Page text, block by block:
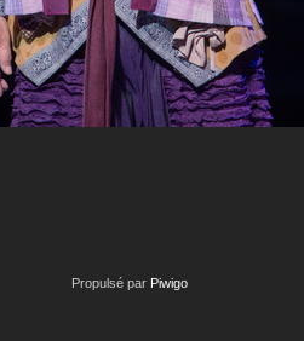
Propulsé par Piwigo